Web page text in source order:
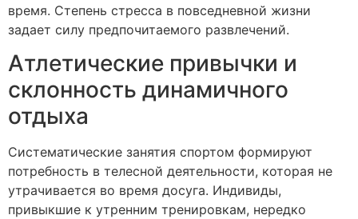
время. Степень стресса в повседневной жизни
задает силу предпочитаемого развлечений.
Атлетические привычки и
склонность динамичного
отдыха
Систематические занятия спортом формируют
потребность в телесной деятельности, которая не
утрачивается во время досуга. Индивиды,
привыкшие к утренним тренировкам, нередко